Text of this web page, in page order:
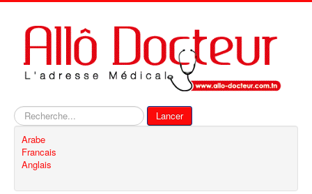
Rechercher
Lancer
Arabe
Francais
Anglais